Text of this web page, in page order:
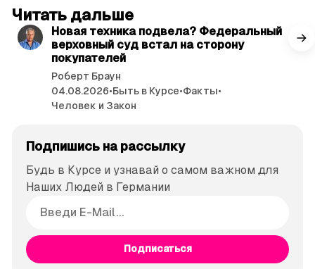
Читать дальше
Новая техника подвела? Федеральный
верховный суд встал на сторону
покупателей
Роберт Браун
04.08.2026•Быть в Курсе•Факты•
Человек и Закон
Подпишись на рассылку
Будь в Курсе и узнавай о самом важном для
Наших Людей в Германии
Подписаться